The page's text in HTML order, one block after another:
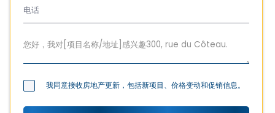
我同意接收房地产更新，包括新项目、价格变动和促销信息。